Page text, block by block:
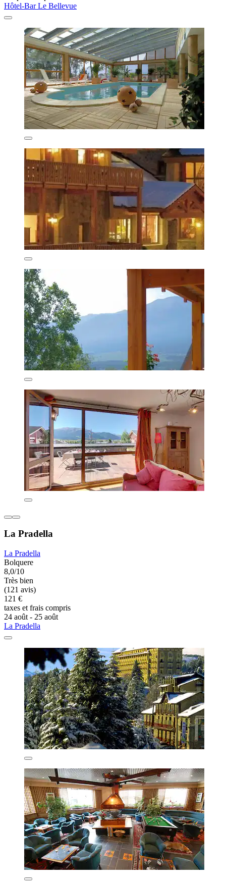
Hôtel-Bar Le Bellevue
La Pradella
La Pradella
Bolquere
8,0/10
Très bien
(121 avis)
121 €
taxes et frais compris
24 août - 25 août
La Pradella